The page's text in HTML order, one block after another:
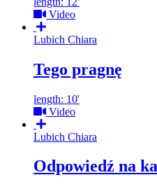
Video
Lubich Chiara
Tego pragnę
length: 10'
Video
Lubich Chiara
Odpowiedź na